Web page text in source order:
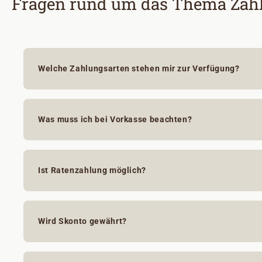
Welche Zahlungsarten stehen mir zur Verfügung?
Was muss ich bei Vorkasse beachten?
Ist Ratenzahlung möglich?
Wird Skonto gewährt?